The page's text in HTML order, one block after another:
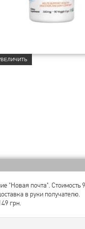
"Новая почта". Стоимость
в руки получателю.
грн.